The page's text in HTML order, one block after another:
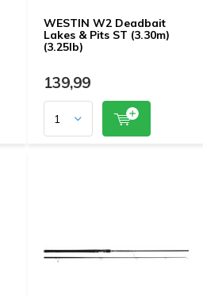
WESTIN W2 Deadbait
Lakes & Pits ST (3.30m)
(3.25lb)
139,99